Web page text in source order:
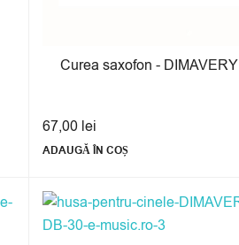
Curea saxofon - DIMAVERY
67,00 lei
ADAUGĂ ÎN COȘ